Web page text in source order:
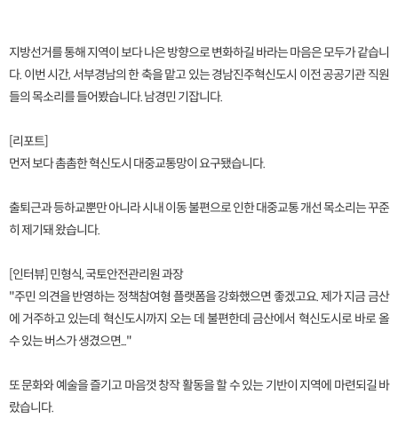
지방선거를 통해 지역이 보다 나은 방향으로 변화하길 바라는 마음은 모두가 같습니
다. 이번 시간, 서부경남의 한 축을 맡고 있는 경남진주혁신도시 이전 공공기관 직원
들의 목소리를 들어봤습니다. 남경민 기잡니다.
[리포트]
먼저 보다 촘촘한 혁신도시 대중교통망이 요구됐습니다.
출퇴근과 등하교뿐만 아니라 시내 이동 불편으로 인한 대중교통 개선 목소리는 꾸준
히 제기돼 왔습니다.
[인터뷰] 민형식, 국토안전관리원 과장
"주민 의견을 반영하는 정책참여형 플랫폼을 강화했으면 좋겠고요. 제가 지금 금산
에 거주하고 있는데 혁신도시까지 오는 데 불편한데 금산에서 혁신도시로 바로 올
수 있는 버스가 생겼으면..."
또 문화와 예술을 즐기고 마음껏 창작 활동을 할 수 있는 기반이 지역에 마련되길 바
랐습니다.